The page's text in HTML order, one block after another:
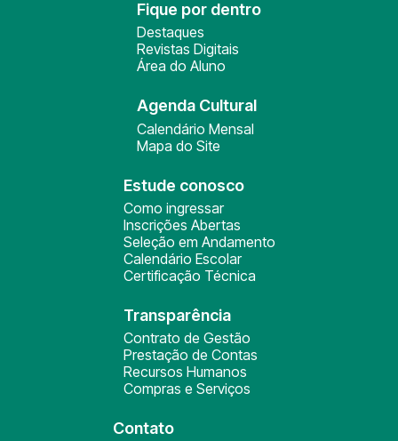
Fique por dentro
Destaques
Revistas Digitais
Área do Aluno
Agenda Cultural
Calendário Mensal
Mapa do Site
Estude conosco
Como ingressar
Inscrições Abertas
Seleção em Andamento
Calendário Escolar
Certificação Técnica
Transparência
Contrato de Gestão
Prestação de Contas
Recursos Humanos
Compras e Serviços
Contato